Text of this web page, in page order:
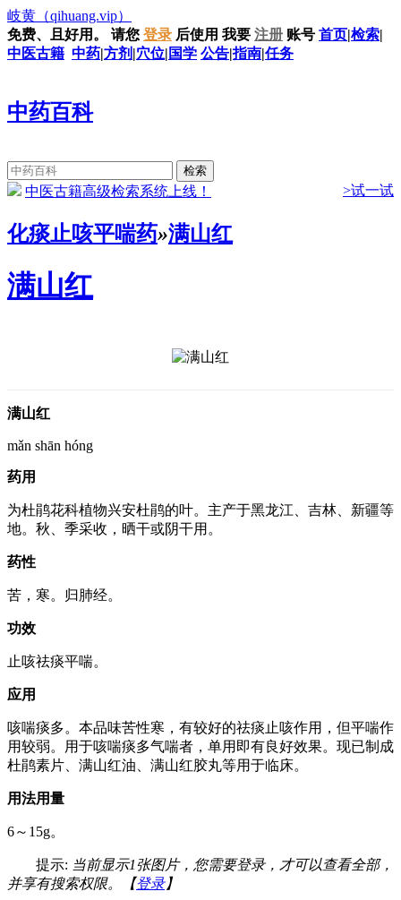
岐黄 （qihuang.vip）
免费、且好用。
请您 登录 后使用 我要 注册 账号 首页|检索|
中医古籍 中药|方剂 |穴位| 国学 公告|指南|任务
中药百科
中医古籍高级检索系统上线！ >试一试
化痰止咳平喘药»满山红
满山红
满山红
mǎn shān hóng
药用
为杜鹃花科植物兴安杜鹃的叶。主产于黑龙江、吉林、新疆等
地。秋、季采收，晒干或阴干用。
药性
苦，寒。归肺经。
功效
止咳祛痰平喘。
应用
咳喘痰多。本品味苦性寒，有较好的祛痰止咳作用，但平喘作
用较弱。用于咳喘痰多气喘者，单用即有良好效果。现已制成
杜鹃素片、满山红油、满山红胶丸等用于临床。
用法用量
6～15g。
提示: 当前显示1张图片，您需要登录，才可以查看全部，
并享有搜索权限。【登录】